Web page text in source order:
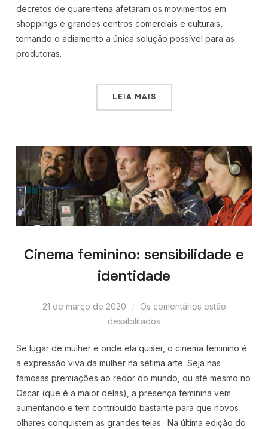
decretos de quarentena afetaram os movimentos em
shoppings e grandes centros comerciais e culturais,
tornando o adiamento a única solução possível para as
produtoras.
LEIA MAIS
Cinema feminino: sensibilidade e
identidade
21 de março de 2020
Os comentários estão
desabilitados
Se lugar de mulher é onde ela quiser, o cinema feminino é
a expressão viva da mulher na sétima arte. Seja nas
famosas premiações ao redor do mundo, ou até mesmo no
Oscar (que é a maior delas), a presença feminina vem
aumentando e tem contribuído bastante para que novos
olhares conquistem as grandes telas. Na última edição do